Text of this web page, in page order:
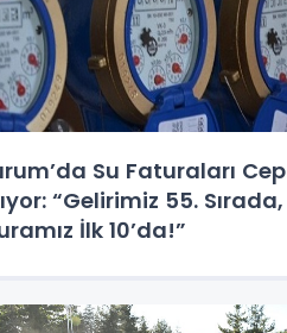
Su Faturaları Cep
“Gelirimiz 55. Sırada,
İlk 10’da!”